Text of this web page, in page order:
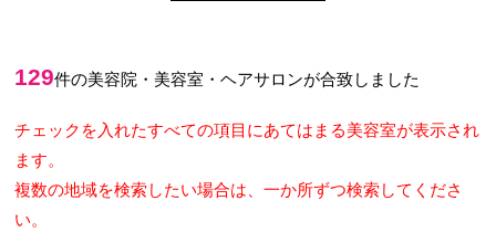
129件の美容院・美容室・ヘアサロンが合致しました
チェックを入れたすべての項目にあてはまる美容室が表示され
ます。
複数の地域を検索したい場合は、一か所ずつ検索してくださ
い。